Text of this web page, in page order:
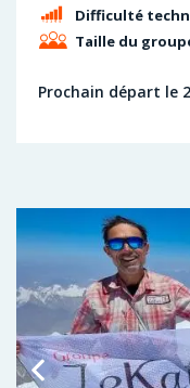
Difficulté
Taille du
Prochain départ le